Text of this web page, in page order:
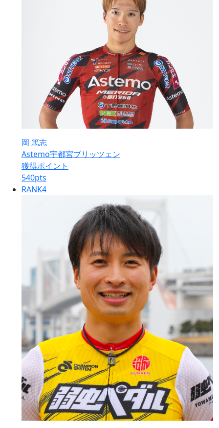
岡 篤志
Astemo宇都宮ブリッツェン
獲得ポイント
540pts
RANK4